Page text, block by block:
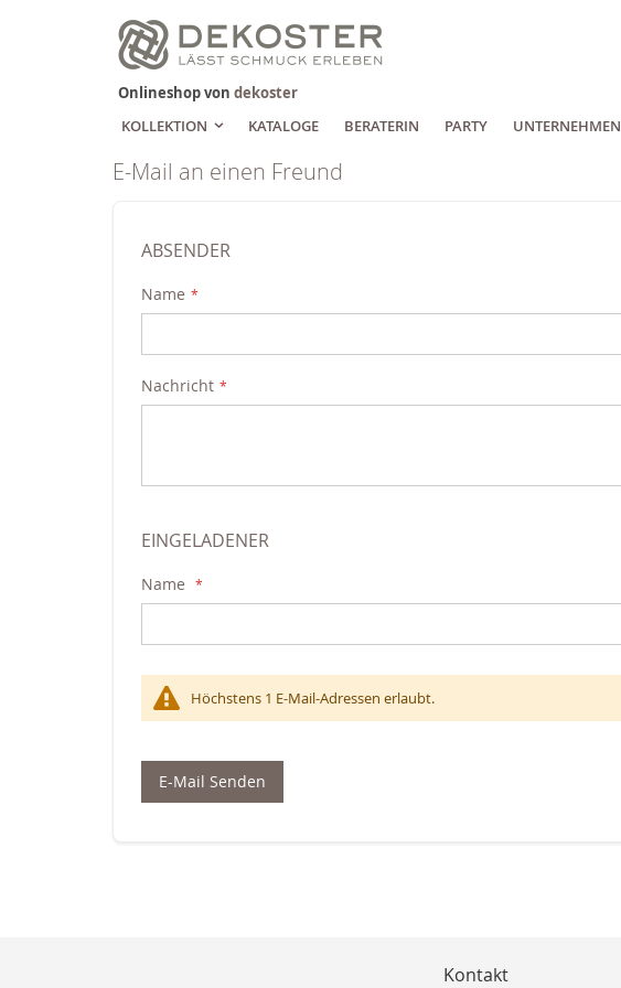
Zum
Inhalt
springen
Onlineshop von dekoster
KOLLEKTION
KATALOGE BERATERIN PARTY UNTERNEHMEN
E-Mail an einen Freund
ABSENDER
Name
Nachricht
EINGELADENER
Name
Höchstens 1 E-Mail-Adressen erlaubt.
E-Mail Senden
Kontakt